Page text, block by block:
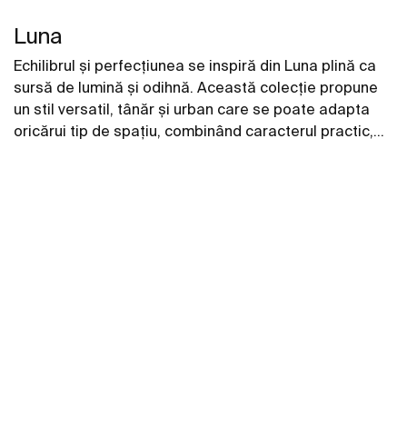
Luna
Echilibrul şi perfecţiunea se inspiră din Luna plină ca
sursă de lumină şi odihnă. Această colecţie propune
un stil versatil, tânăr şi urban care se poate adapta
oricărui tip de spaţiu, combinând caracterul practic,